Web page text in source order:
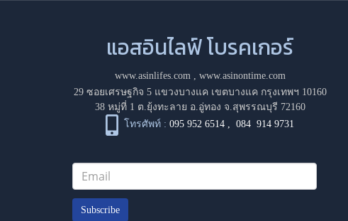
แอสอินไลฟ์ โบรคเกอร์
www.asinlifes.com, www.asinontime.com
29 ซอยเศรษฐกิจ 5 แขวงบางแค เขตบางแค กรุงเทพฯ 10160
38 หมู่ที่ 1 ต.ยุ้งทะลาย อ.อู่ทอง จ.สุพรรณบุรี 72160
โทรศัพท์ : 095 952 6514 ,084 914 9731
Subscribe